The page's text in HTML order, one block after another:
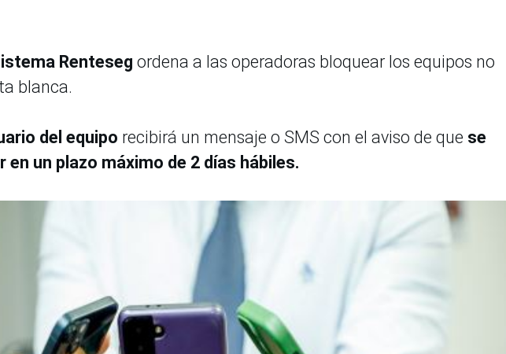
Renteseg ordena a las operadoras bloquear los equipos no
blanca.
del equipo recibirá un mensaje o SMS con el aviso de que se
en un plazo máximo de 2 días hábiles.